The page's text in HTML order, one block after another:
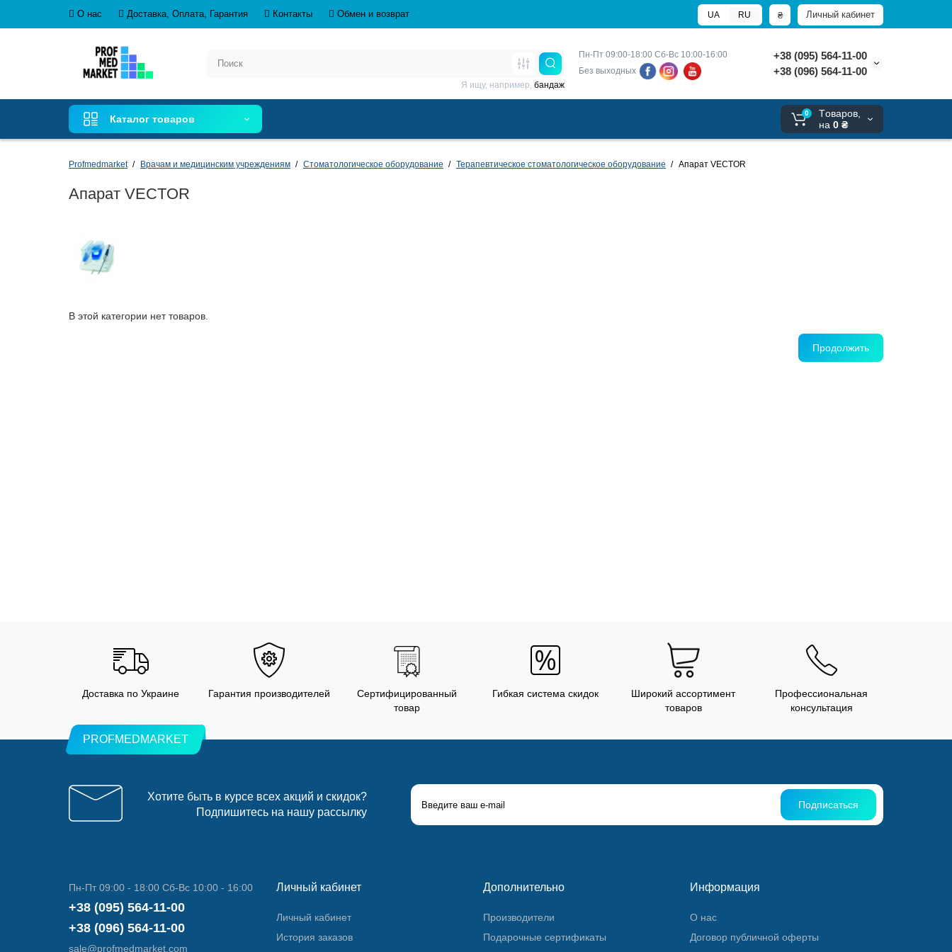
О нас Доставка, Оплата, Гарантия Контакты Обмен и возврат Личный кабинет
₴
UA RU
Пн-Пт 09:00-18:00 Сб-Вс 10:00-16:00
Без выходных
+38 (095) 564-11-00
+38 (096) 564-11-00
Я ищу, например, бандаж
Каталог товаров
0
Tоваров,
на 0 ₴
Profmedmarket Врачам и медицинским учреждениям Стоматологическое оборудование Терапевтическое стоматологическое оборудование Апарат VECTOR
Апарат VECTOR
В этой категории нет товаров.
Продолжить
Доставка по Украине Гарантия производителей
Сертифицированный
товар
Гибкая система скидок
Широкий ассортимент
товаров
Профессиональная
консультация
PROFMEDMARKET
Хотите быть в курсе всех акций и скидок?
Подпишитесь на нашу рассылку
Подписаться
Пн-Пт 09:00 - 18:00 Сб-Вс 10:00 - 16:00
+38 (095) 564-11-00
+38 (096) 564-11-00
sale@profmedmarket.com
Личный кабинет
Личный кабинет
История заказов
Дополнительно
Производители
Подарочные сертификаты
Информация
О нас
Договор публичной оферты